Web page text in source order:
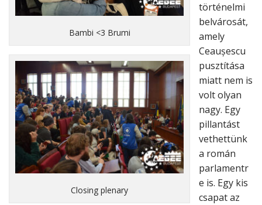
Bambi <3 Brumi
Closing plenary
történelmi
belvárosát,
amely
Ceaușescu
pusztítása
miatt nem is
volt olyan
nagy. Egy
pillantást
vethettünk
a román
parlamentr
e is. Egy kis
csapat az